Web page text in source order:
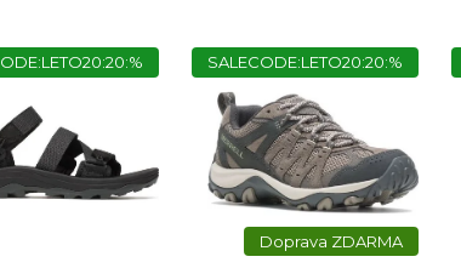
SALECODE:LETO20:20:%
ZDARMA